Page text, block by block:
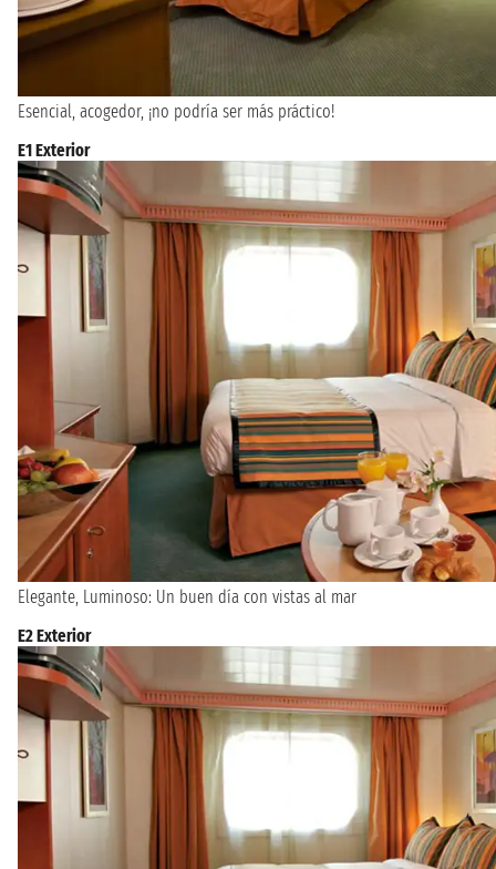
Esencial, acogedor, ¡no podría ser más práctico!
E1 Exterior
Elegante, Luminoso: Un buen día con vistas al mar
E2 Exterior